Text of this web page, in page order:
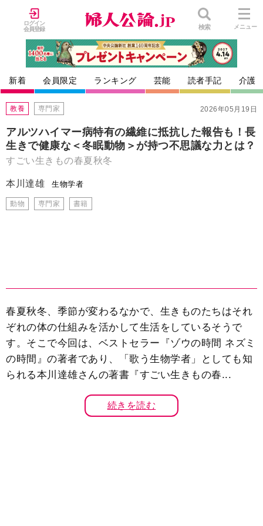
ログイン
会員登録
検索 メニュー
新着 会員限定 ランキング 芸能 読者手記 介護
2026年05月19日
教養 専門家
アルツハイマー病特有の繊維に抵抗した報告も！長
生きで健康な＜冬眠動物＞が持つ不思議な力とは？
すごい生きもの春夏秋冬
本川達雄 生物学者
動物 専門家 書籍
春夏秋冬、季節が変わるなかで、生きものたちはそれ
ぞれの体の仕組みを活かして生活をしているそうで
す。そこで今回は、ベストセラー『ゾウの時間 ネズミ
の時間』の著者であり、「歌う生物学者」としても知
られる本川達雄さんの著書『すごい生きもの春...
続きを読む